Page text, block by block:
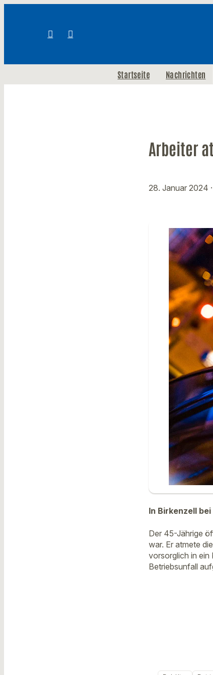
Startseite Nachrichten
Arbeiter
28. Januar 2024
In Birkenzell
Der 45-Jährige
war. Er atmete
vorsorglich in ein
Betriebsunfall